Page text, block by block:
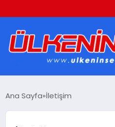
EKONOMI
Ana Sayfa İletişim